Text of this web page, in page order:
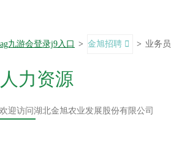
ag九游会登录j9入口 > 金旭招聘 > 业务员
人力资源
欢迎访问湖北金旭农业发展股份有限公司